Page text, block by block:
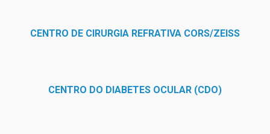
CENTRO DE CIRURGIA REFRATIVA CORS/ZEISS
CENTRO DO DIABETES OCULAR (CDO)